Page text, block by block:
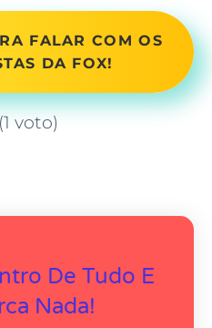
FALAR COM OS
DA FOX!
voto)
De Tudo E
Nada!